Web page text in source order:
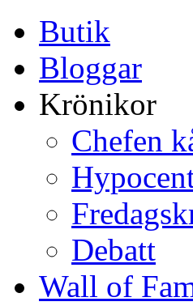
Butik
Bloggar
Krönikor
Chefen
Debatt
Wall of